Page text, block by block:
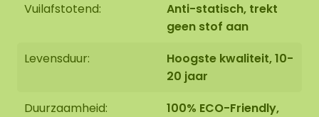
Afwerking 2: Rand afgewerkt met een opstaande
De stalen rand is voorzien van een
hoogwaardige poedercoating in de kleur MAT
zwart RAL 9005 (industrieel zwart).
Vuilafstotend:
Anti-statisch, trekt
geen stof aan
Levensduur:
Hoogste kwaliteit, 10-
20 jaar
Duurzaamheid:
100% ECO-Friendly,